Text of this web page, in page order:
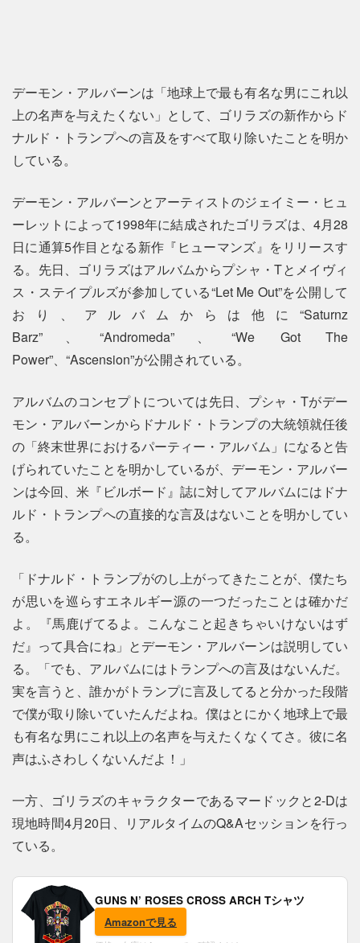
デーモン・アルバーンは「地球上で最も有名な男にこれ以
上の名声を与えたくない」として、ゴリラズの新作からド
ナルド・トランプへの言及をすべて取り除いたことを明か
している。
デーモン・アルバーンとアーティストのジェイミー・ヒュ
ーレットによって1998年に結成されたゴリラズは、4月28
日に通算5作目となる新作『ヒューマンズ』をリリースす
る。先日、ゴリラズはアルバムからプシャ・Tとメイヴィ
ス・ステイプルズが参加している“Let Me Out”を公開して
おり、アルバムからは他に“Saturnz
Barz”、“Andromeda”、“We Got The
Power”、“Ascension”が公開されている。
アルバムのコンセプトについては先日、プシャ・Tがデー
モン・アルバーンからドナルド・トランプの大統領就任後
の「終末世界におけるパーティー・アルバム」になると告
げられていたことを明かしているが、デーモン・アルバー
ンは今回、米『ビルボード』誌に対してアルバムにはドナ
ルド・トランプへの直接的な言及はないことを明かしてい
る。
「ドナルド・トランプがのし上がってきたことが、僕たち
が思いを巡らすエネルギー源の一つだったことは確かだ
よ。『馬鹿げてるよ。こんなこと起きちゃいけないはず
だ』って具合にね」とデーモン・アルバーンは説明してい
る。「でも、アルバムにはトランプへの言及はないんだ。
実を言うと、誰かがトランプに言及してると分かった段階
で僕が取り除いていたんだよね。僕はとにかく地球上で最
も有名な男にこれ以上の名声を与えたくなくてさ。彼に名
声はふさわしくないんだよ！」
一方、ゴリラズのキャラクターであるマードックと2-Dは
現地時間4月20日、リアルタイムのQ&Aセッションを行っ
ている。
GUNS N’ ROSES CROSS ARCH Tシャツ
Amazonで見る